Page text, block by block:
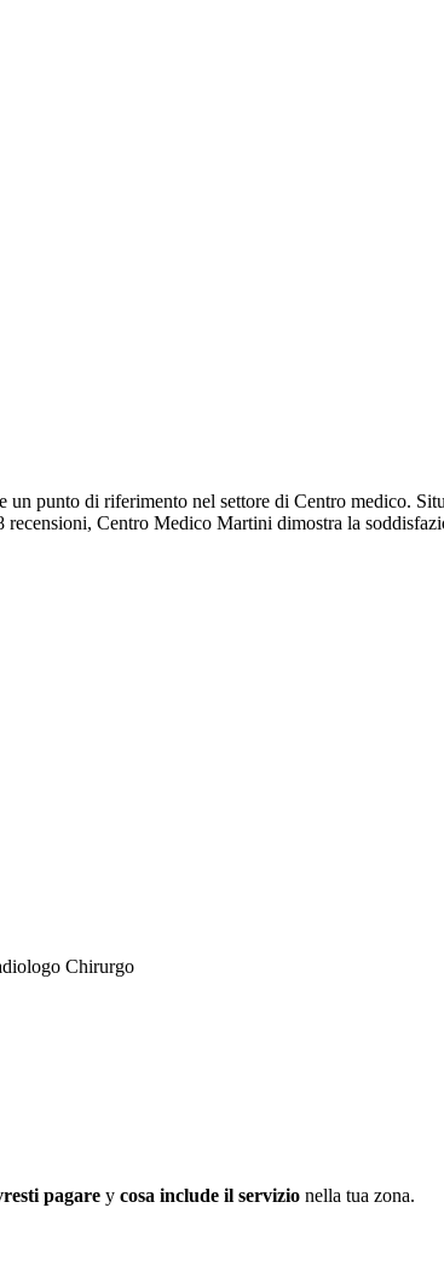
punto di riferimento nel settore di Centro medico.
recensioni, Centro Medico Martini dimostra la
Chirurgo
pagare y cosa include il servizio nella tua zona.